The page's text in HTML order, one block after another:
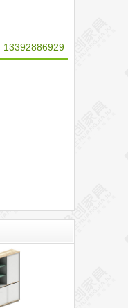
13392886929